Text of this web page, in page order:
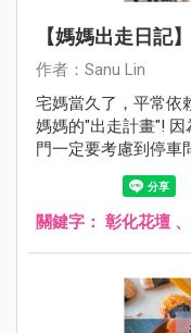
【媽媽出走日記
作者：Sanu Lin
宅媽當久了，平常依
媽媽的"出走計畫"! 因為有些微的開車恐懼症，自己帶小孩出
門一定要考慮到停車
鐘以外，還能親近大自然覺得
心理障礙的第一步才
關鍵字： 彰化花壇 、